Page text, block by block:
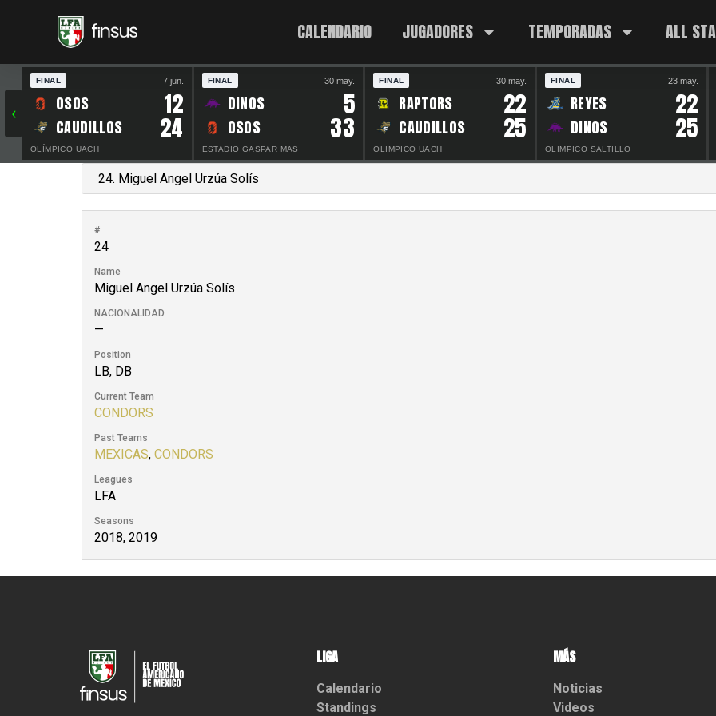
CALENDARIO JUGADORES TEMPORADAS ALL
‹
FINAL 7 jun.
OSOS 12
CAUDILLOS 24
OLÍMPICO UACH
FINAL 30 may.
DINOS 5
OSOS 33
ESTADIO GASPAR MAS
FINAL 30 may.
RAPTORS 22
CAUDILLOS 25
OLIMPICO UACH
FINAL 23 may.
REYES 22
DINOS 25
OLIMPICO SALTILLO
#
24
Name
Miguel Angel Urzúa Solís
NACIONALIDAD
—
Position
LB, DB
Current Team
CONDORS
Past Teams
MEXICAS, CONDORS
Leagues
LFA
Seasons
2018, 2019
LIGA
Calendario
Standings
MÁS
Noticias
Videos